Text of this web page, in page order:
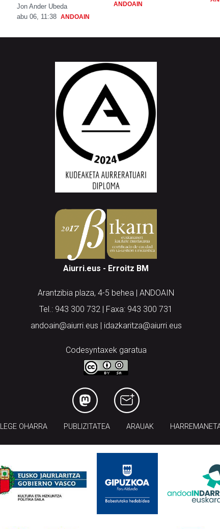
Jon Ander Ubeda
abu 06, 11:38 ANDOAIN
ANDOAIN
Aiurri.eus - Erroitz BM
Arantzibia plaza, 4-5 behea | ANDOAIN
Tel.: 943 300 732 | Faxa: 943 300 731
andoain@aiurri.eus | idazkaritza@aiurri.eus
Codesyntaxek garatua
LEGE OHARRA PUBLIZITATEA ARAUAK